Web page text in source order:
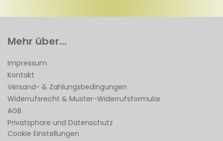
Mehr über...
Impressum
Kontakt
Versand- & Zahlungsbedingungen
Widerrufsrecht & Muster-Widerrufsformular
AGB
Privatsphäre und Datenschutz
Cookie Einstellungen